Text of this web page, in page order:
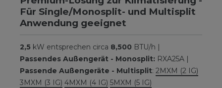
Für Single/Monosplit- und Multisplit
Anwendung geeignet
2,5 kW entsprechen circa 8,500 BTU/h |
Passendes Außengerät - Monosplit: RXA25A |
Passende Außengeräte - Multisplit: 2MXM (2 IG)
3MXM (3 IG) 4MXM (4 IG) 5MXM (5 IG)